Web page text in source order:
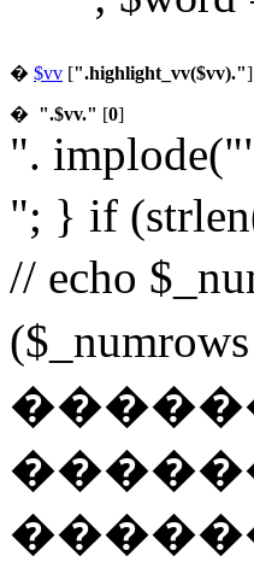
� $vv [".highlight_vv($vv)."]
� ".$vv." [0]
".
"; } if
// echo